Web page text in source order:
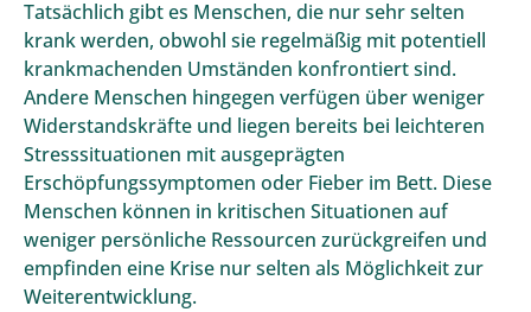
Tatsächlich gibt es Menschen, die nur sehr selten
krank werden, obwohl sie regelmäßig mit potentiell
krankmachenden Umständen konfrontiert sind.
Andere Menschen hingegen verfügen über weniger
Widerstandskräfte und liegen bereits bei leichteren
Stresssituationen mit ausgeprägten
Erschöpfungssymptomen oder Fieber im Bett. Diese
Menschen können in kritischen Situationen auf
weniger persönliche Ressourcen zurückgreifen und
empfinden eine Krise nur selten als Möglichkeit zur
Weiterentwicklung.